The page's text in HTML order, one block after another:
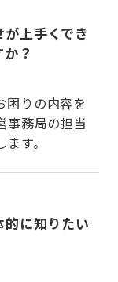
上手くでき
？
困りの内容を
事務局の担当
す。
に知りたい